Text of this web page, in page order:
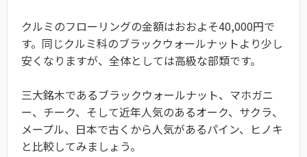
クルミのフローリングの金額はおおよそ40,000円で
す。同じクルミ科のブラックウォールナットより少し
安くなりますが、全体としては高級な部類です。
三大銘木であるブラックウォールナット、マホガニ
ー、チーク、そして近年人気のあるオーク、サクラ、
メープル、日本で古くから人気があるパイン、ヒノキ
と比較してみましょう。